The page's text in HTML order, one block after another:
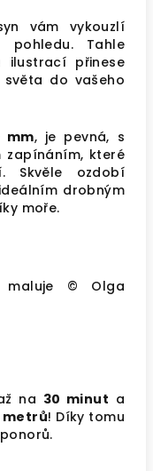
vám vykouzlí
Tahle
ilustrací přinese
světa do vašeho
mm, je pevná, s
zapínáním, které
Skvěle ozdobí
drobným
moře.
maluje © Olga
na 30 minut a
metrů! Díky tomu